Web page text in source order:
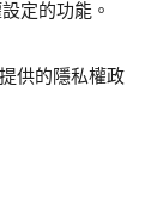
定的功能。
供的隱私權政